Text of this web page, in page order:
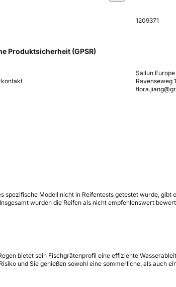
1209371
Produktsicherheit (GPSR)
Sailun
Ravenseweg
Modell nicht in Reifentests getestet wurde,
wurden die Reifen als nicht empfehlenswert
bietet sein Fischgrätenprofil eine effiziente
und Sie genießen sowohl eine sommerliche, als auch